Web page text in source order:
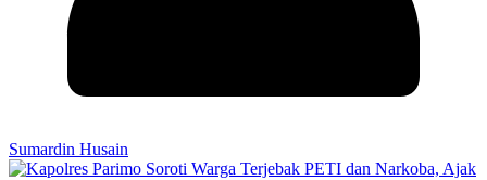
Sumardin Husain